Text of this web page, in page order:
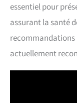
essentiel pour
assurant la santé
recommandations
actuellement